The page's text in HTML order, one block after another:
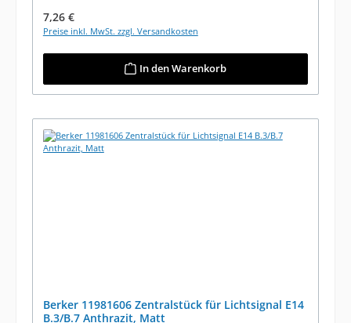
Regulärer Preis:
7,26 €
Preise inkl. MwSt. zzgl. Versandkosten
In den Warenkorb
Berker 11981606 Zentralstück für Lichtsignal E14
B.3/B.7 Anthrazit, Matt